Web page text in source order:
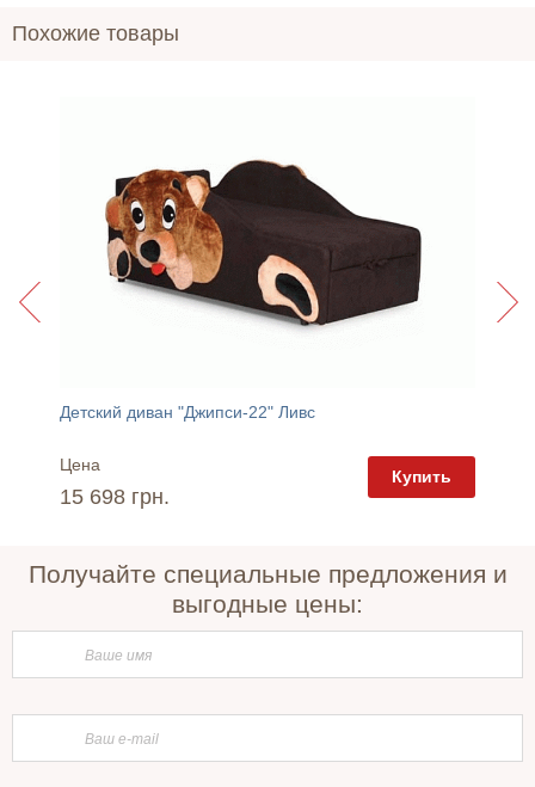
Похожие товары
Детский диван "Джипси-22" Ливс
Цена
15 698 грн.
Купить
Получайте специальные предложения и
выгодные цены: